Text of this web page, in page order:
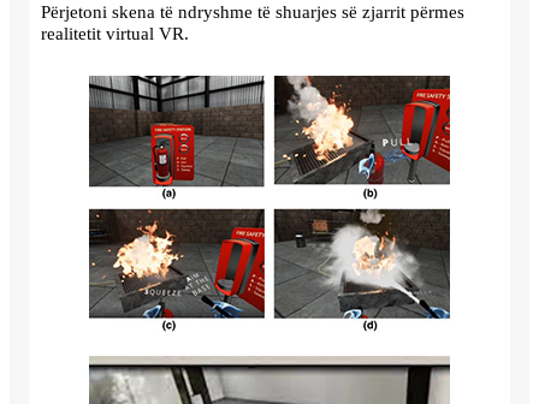
Përjetoni skena të ndryshme të shuarjes së zjarrit përmes
realitetit virtual VR.